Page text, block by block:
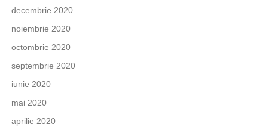
decembrie 2020
noiembrie 2020
octombrie 2020
septembrie 2020
iunie 2020
mai 2020
aprilie 2020